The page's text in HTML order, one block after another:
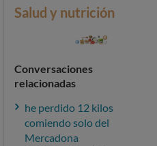
Salud y nutrición
Conversaciones
relacionadas
he perdido 12 kilos
comiendo solo del
Mercadona